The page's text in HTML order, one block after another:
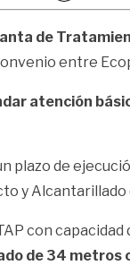
de
entre
atención
plazo de
y
con capacidad
de 34 metros